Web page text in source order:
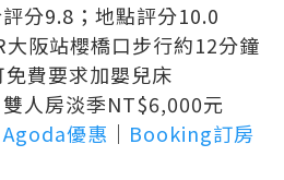
分9.8；地點評分10.0
大阪站櫻橋口步行約12分鐘
費要求加嬰兒床
人房淡季NT$6,000元
Agoda優惠 ｜ Booking訂房